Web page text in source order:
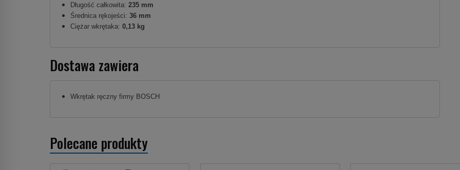
Długość całkowita: 235 mm
Średnica rękojeści: 36 mm
Ciężar wkrętaka: 0,13 kg
Dostawa zawiera
Wkrętak ręczny firmy BOSCH
Polecane produkty